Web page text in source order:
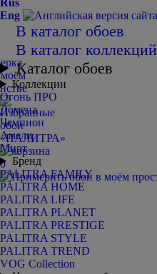
0
Rus
Eng
В каталог обоев
В каталог коллекций
Каталог обоев
Коллекции
Огонь ПРО
Домена
Чемпион
Амели
Мирт
Бренд
PALITRA FAMILY
PALITRA HOME
PALITRA LIFE
PALITRA PLANET
PALITRA PRESTIGE
PALITRA STYLE
PALITRA TREND
VOG Collection